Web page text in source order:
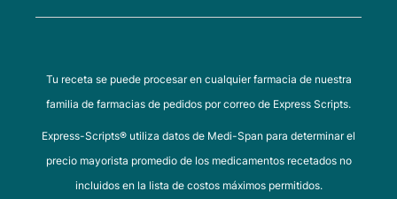
Tu receta se puede procesar en cualquier farmacia de nuestra
familia de farmacias de pedidos por correo de Express Scripts.
Express-Scripts® utiliza datos de Medi-Span para determinar el
precio mayorista promedio de los medicamentos recetados no
incluidos en la lista de costos máximos permitidos.